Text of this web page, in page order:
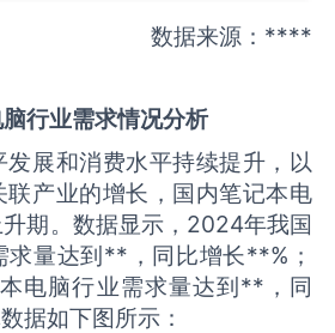
数据来源：****
行业需求情况分析
展和消费水平持续提升，以
联产业的增长，国内笔记本电
期。数据显示，2024年我国
求量达到**，同比增长**%；
电脑行业需求量达到**，同
据如下图所示：